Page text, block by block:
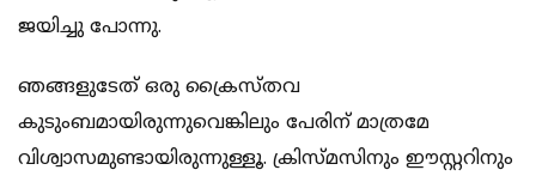
ജയിച്ചു പോന്നു.
ഞങ്ങളുടേത് ഒരു ക്രൈസ്തവ
കുടുംബമായിരുന്നുവെങ്കിലും പേരിന് മാത്രമേ
വിശ്വാസമുണ്ടായിരുന്നുള്ളൂ. ക്രിസ്മസിനും ഈസ്റ്ററിനും